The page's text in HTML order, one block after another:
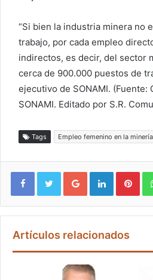
“Si bien la industria minera no
trabajo, por cada empleo
indirectos, es decir, del sector
cerca de 900.000 puestos de
ejecutivo de SONAMI. (Fuente:
SONAMI. Editado por S.R.
Tags Empleo femenino en la
Google+ LinkedIn Pinterest
Artículos relacionados